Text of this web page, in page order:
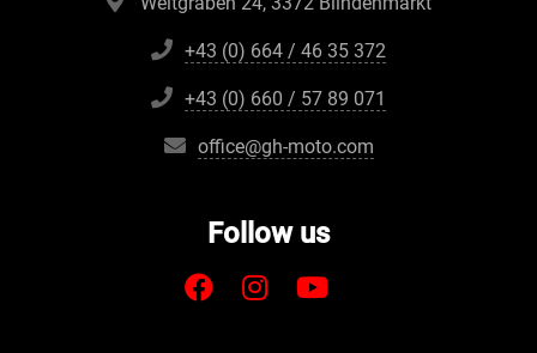
+43 (0) 664 / 46 35 372
+43 (0) 660 / 57 89 071
office@gh-moto.com
Follow us